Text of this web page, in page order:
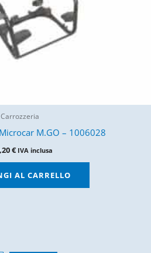
Carrozzeria
M.GO – 1006028
€ IVA inclusa
AL CARRELLO